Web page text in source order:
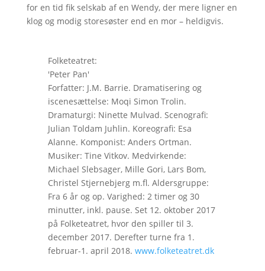
for en tid fik selskab af en Wendy, der mere ligner en
klog og modig storesøster end en mor – heldigvis.
Folketeatret:
'Peter Pan'
Forfatter: J.M. Barrie. Dramatisering og
iscenesættelse: Moqi Simon Trolin.
Dramaturgi: Ninette Mulvad. Scenografi:
Julian Toldam Juhlin. Koreografi: Esa
Alanne. Komponist: Anders Ortman.
Musiker: Tine Vitkov. Medvirkende:
Michael Slebsager, Mille Gori, Lars Bom,
Christel Stjernebjerg m.fl. Aldersgruppe:
Fra 6 år og op. Varighed: 2 timer og 30
minutter, inkl. pause. Set 12. oktober 2017
på Folketeatret, hvor den spiller til 3.
december 2017. Derefter turne fra 1.
februar-1. april 2018. www.folketeatret.dk